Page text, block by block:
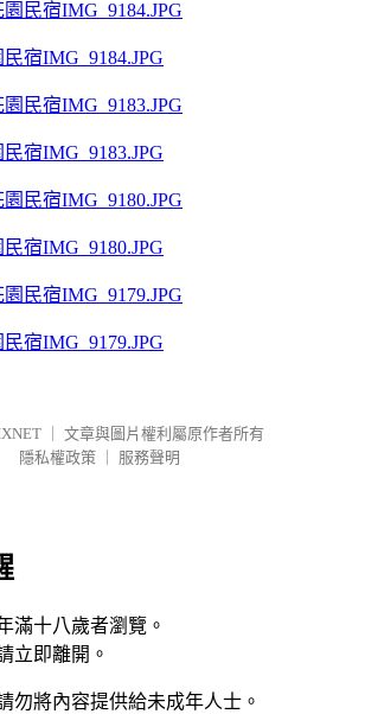
宿IMG_9184.JPG
宿IMG_9183.JPG
宿IMG_9180.JPG
宿IMG_9179.JPG
文章與圖片權利屬原作者所有
隱私權政策
服務聲明
滿十八歲者瀏覽。
立即離開。
勿將內容提供給未成年人士。